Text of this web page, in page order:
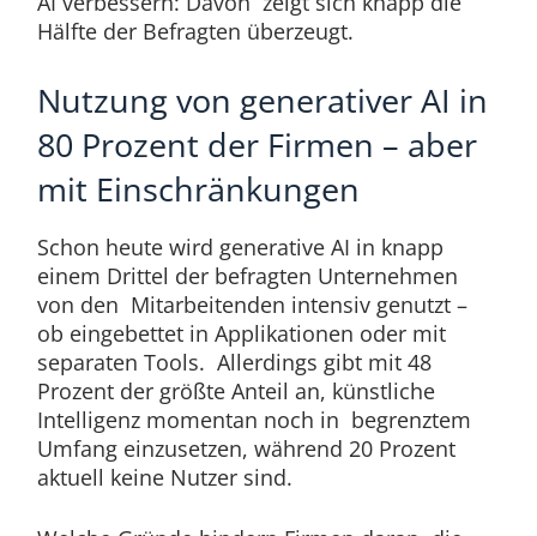
Hälfte der Befragten überzeugt.
Nutzung von generativer AI in
80 Prozent der Firmen – aber
mit Einschränkungen
Schon heute wird generative AI in knapp
einem Drittel der befragten Unternehmen
von den Mitarbeitenden intensiv genutzt –
ob eingebettet in Applikationen oder mit
separaten Tools. Allerdings gibt mit 48
Prozent der größte Anteil an, künstliche
Intelligenz momentan noch in begrenztem
Umfang einzusetzen, während 20 Prozent
aktuell keine Nutzer sind.